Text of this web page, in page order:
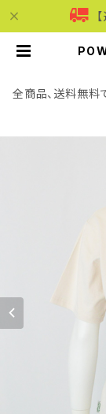
セッ
ト |
全商品、送料無料